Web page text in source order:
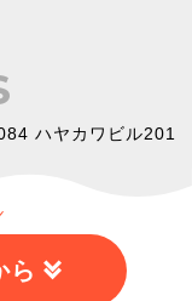
ハヤカワビル201
ら